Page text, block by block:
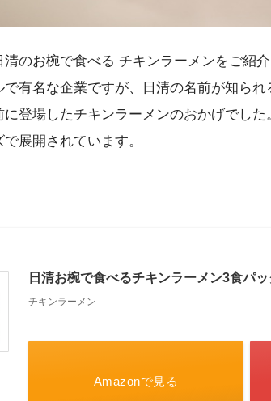
清のお椀で食べる チキンラーメンをご紹
で有名な企業ですが、日清の名前が知ら
に登場したチキンラーメンのおかげでし
展開されています。
日清お椀で食べるチキンラーメン3食パ
チキンラーメン
Amazonで見る